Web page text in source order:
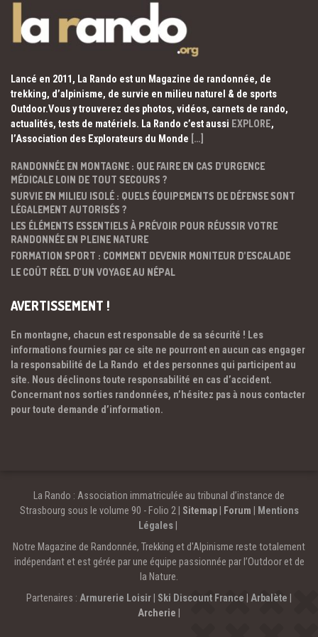
Lancé en 2011, La Rando est un Magazine de randonnée, de
trekking, d’alpinisme, de survie en milieu naturel & de sports
Outdoor.Vous y trouverez des photos, vidéos, carnets de rando,
actualités, tests de matériels. La Rando c’est aussi EXPLORE,
l’Association des Explorateurs du Monde […]
RANDONNÉE EN MONTAGNE : QUE FAIRE EN CAS D’URGENCE
MÉDICALE LOIN DE TOUT SECOURS ?
SURVIE EN MILIEU ISOLÉ : QUELS ÉQUIPEMENTS DE DÉFENSE SONT
LÉGALEMENT AUTORISÉS ?
LES ÉLÉMENTS ESSENTIELS À PRÉVOIR POUR RÉUSSIR VOTRE
RANDONNÉE EN PLEINE NATURE
FORMATION SPORT : COMMENT DEVENIR MONITEUR D’ESCALADE
LE COÛT RÉEL D’UN VOYAGE AU NÉPAL
AVERTISSEMENT !
En montagne, chacun est responsable de sa sécurité ! Les
informations fournies par ce site ne pourront en aucun cas engager
la responsabilité de La Rando et des personnes qui participent au
site. Nous déclinons toute responsabilité en cas d’accident.
Concernant nos sorties randonnées, n’hésitez pas à nous contacter
pour toute demande d’information.
La Rando : Association immatriculée au tribunal d’instance de
Strasbourg sous le volume 90 - Folio 2 | Sitemap| Forum
Mentions
Légales
Notre Magazine de Randonnée, Trekking et d'Alpinisme reste totalement
indépendant et est gérée par une équipe passionnée par l’Outdoor et de
la Nature.
Partenaires : Armurerie Loisir Ski Discount France Arbalète
Archerie